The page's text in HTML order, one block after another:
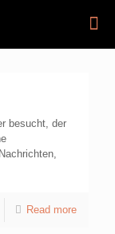
besucht, der
Read more